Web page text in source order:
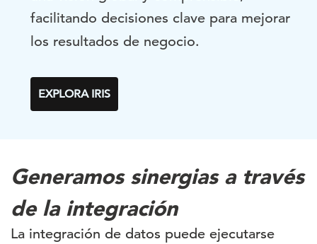
facilitando decisiones clave para mejorar
los resultados de negocio.
EXPLORA IRIS
Generamos sinergias a través
de la integración
La integración de datos puede ejecutarse